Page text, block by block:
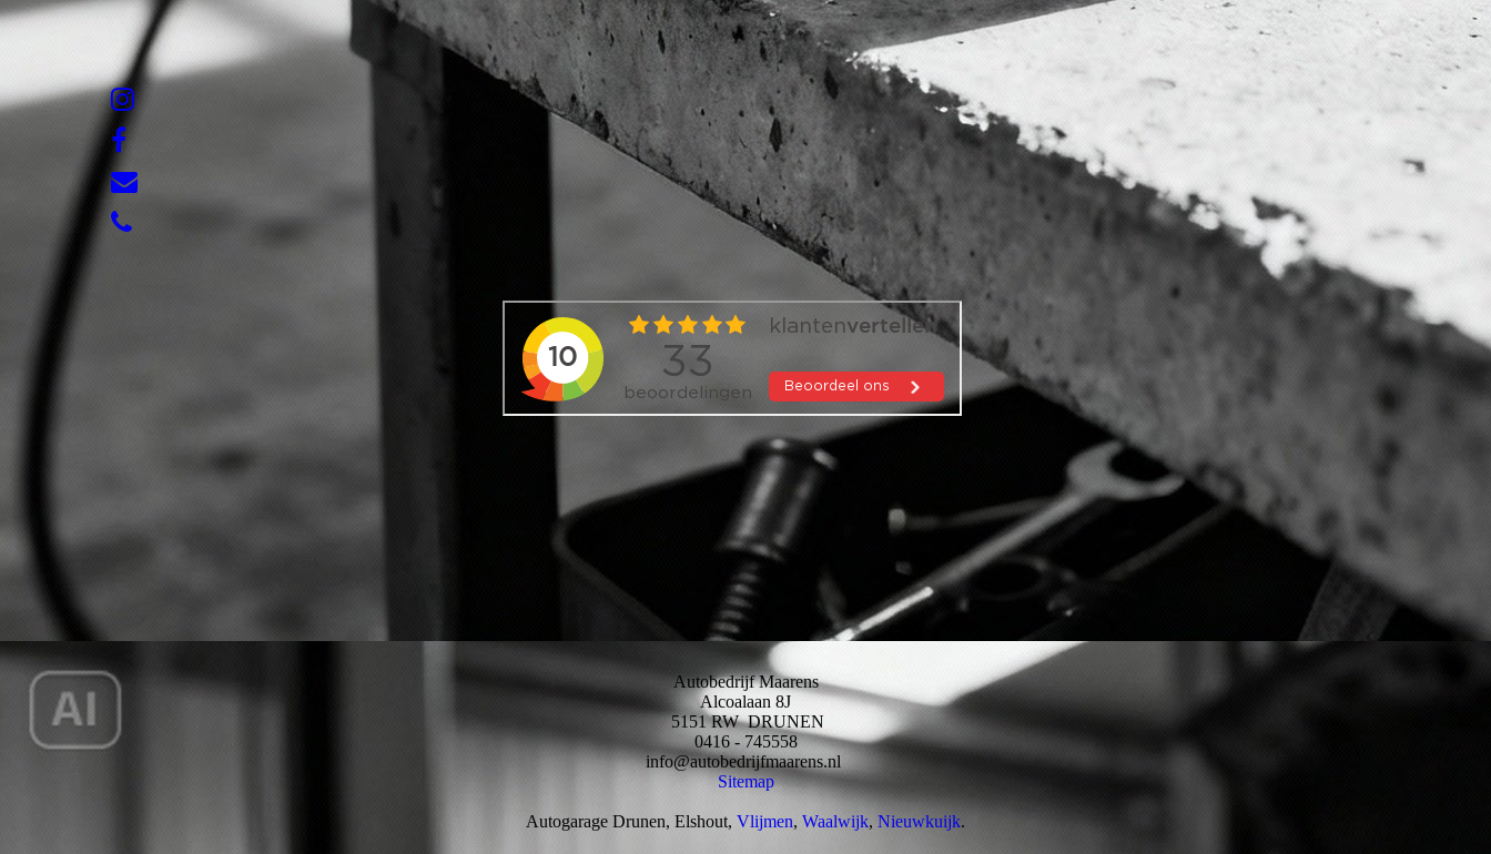
Autobedrijf Maarens
Alcoalaan 8J
5151 RW DRUNEN
0416 - 745558
info@autobedrijfmaarens.nl
Sitemap
Autogarage Drunen, Elshout, Vlijmen, Waalwijk, Nieuwkuijk.